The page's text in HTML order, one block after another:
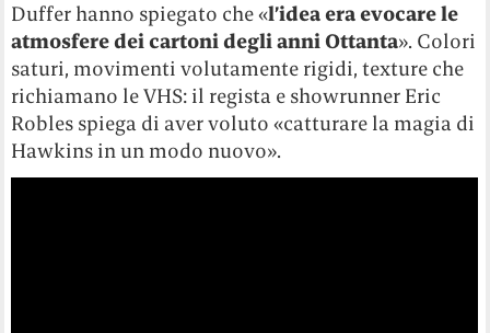
Duffer hanno spiegato che «l’idea era evocare le
atmosfere dei cartoni degli anni Ottanta». Colori
saturi, movimenti volutamente rigidi, texture che
richiamano le VHS: il regista e showrunner Eric
Robles spiega di aver voluto «catturare la magia di
Hawkins in un modo nuovo».